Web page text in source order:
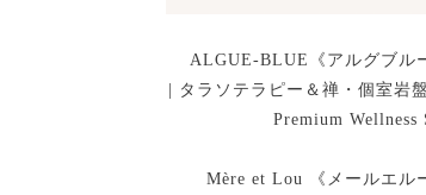
ALGUE-BLUE《アルグブル
| タラソテラピー＆禅・個室岩
Premium Wellness
Mère et Lou 《メールエル